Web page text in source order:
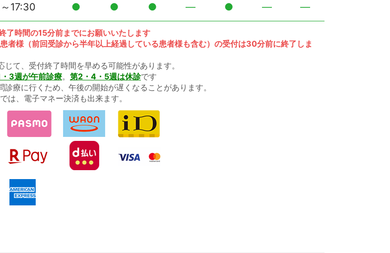
了時間の15分前までにお願いいたします
者様（前回受診から半年以上経過している患者様も含む）の受付は30分前に終了しま
じて、受付終了時間を早める可能性があります。
3週が午前診療。 第2・4・5週は休診です
診療に行くため、午後の開始が遅くなることがあります。
は、電子マネー決済も出来ます。
17:30 ● ● ● ― ● ― ―